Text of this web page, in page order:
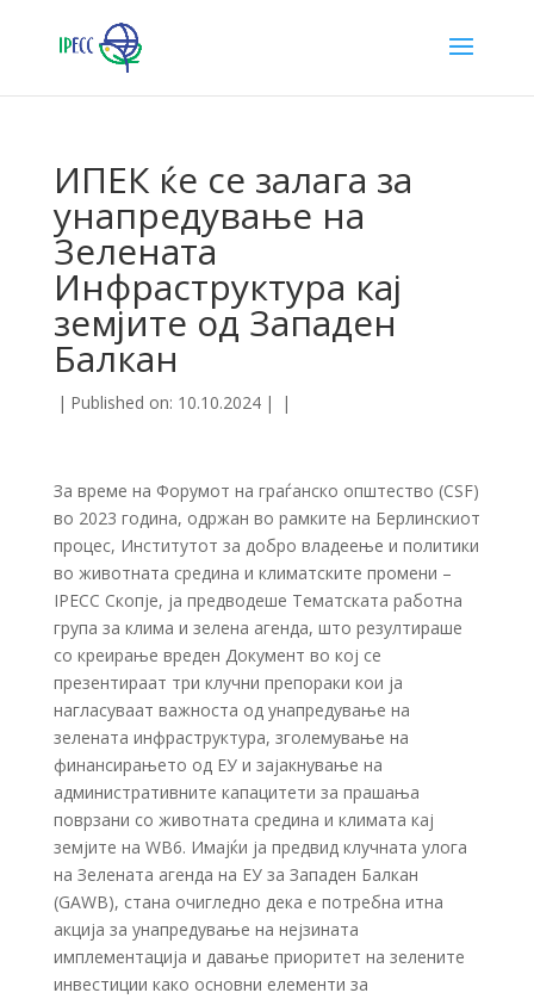
ИПЕК ќе се залага за
унапредување на
Зелената
Инфраструктура кај
земјите од Западен
Балкан
| Published on: 10.10.2024 | |
За време на Форумот на граѓанско општество (CSF)
во 2023 година, одржан во рамките на Берлинскиот
процес, Институтот за добро владеење и политики
во животната средина и климатските промени –
IPECC Скопје, ја предводеше Тематската работна
група за клима и зелена агенда, што резултираше
со креирање вреден Документ во кој се
презентираат три клучни препораки кои ја
нагласуваат важноста од унапредување на
зелената инфраструктура, зголемување на
финансирањето од ЕУ и зајакнување на
административните капацитети за прашања
поврзани со животната средина и климата кај
земјите на WB6. Имајќи ја предвид клучната улога
на Зелената агенда на ЕУ за Западен Балкан
(GAWB), стана очигледно дека е потребна итна
акција за унапредување на нејзината
имплементација и давање приоритет на зелените
инвестиции како основни елементи за